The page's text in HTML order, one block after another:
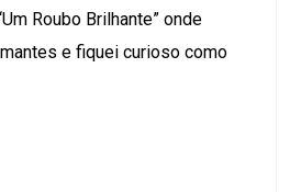
Roubo Brilhante” onde
e fiquei curioso como